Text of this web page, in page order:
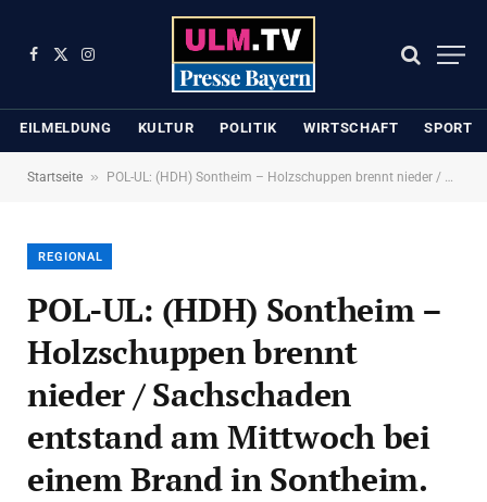
Facebook
X
Instagram
EILMELDUNG KULTUR POLITIK WIRTSCHAFT SPORT
Startseite » POL-UL: (HDH) Sontheim – Holzschuppen brennt nieder / Sachschaden entstand am Mittwoch bei einem Brand in Sontheim.
REGIONAL
POL-UL: (HDH) Sontheim –
Holzschuppen brennt
nieder / Sachschaden
entstand am Mittwoch bei
einem Brand in Sontheim.